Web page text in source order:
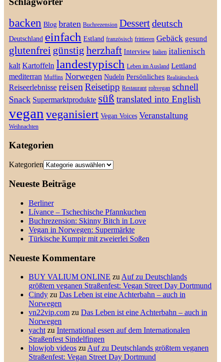
backen Blog braten Buchrezension Dessertdeutsch
Deutschland einfach Estland französisch frittieren Gebäck gesund
glutenfrei günstig herzhaft Interview Italien italienisch
kalt Kartoffeln landestypisch Leben im Ausland Lettland
mediterran Muffins Norwegen Nudeln Persönliches Realitätscheck
Reiseerlebnisse reisen Reisetipp Restaurant rohvegan schnell
Snack Supermarktprodukte süß translated into English
vegan veganisiert Vegan Voices Veranstaltung
Weihnachten
Kategorien
Kategorien
Neueste Beiträge
Berliner
Lívance – Tschechische Pfannkuchen
Buchrezension: Skinny Bitch in Love
Vegan in Norwegen: Supermärkte
Türkische Kumpir mit zweierlei Soßen
Neueste Kommentare
BUY VALIUM ONLINE zuAuf zu Deutschlands
größtem veganen Straßenfest: Vegan Street Day Dortmund
Cindy zu Das Leben ist eine Achterbahn – auch in
Norwegen
vn22vip.com zu Das Leben ist eine Achterbahn – auch in
Norwegen
yachtzu International essen auf dem Internationalen
Straßenfest Sindelfingen
blowjob videos zuAuf zu Deutschlands größtem veganen
Straßenfest: Vegan Street Day Dortmund